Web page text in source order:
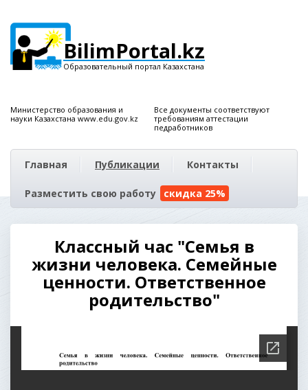
BilimPortal.kz
Образовательный портал Казахстана
Министерство образования и
науки Казахстана www.edu.gov.kz
Все документы соответствуют
требованиям аттестации
педработников
Главная Публикации Контакты
Разместить свою работу скидка 25%
Классный час "Семья в
жизни человека. Семейные
ценности. Ответственное
родительство"